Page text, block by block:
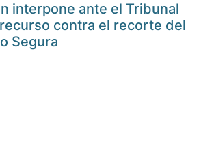
interpone ante el Tribunal
contra el recorte del
Segura